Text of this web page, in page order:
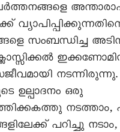
സംബന്ധിച്ച
ഉല്പാദനം ഒരു
പറിച്ചു